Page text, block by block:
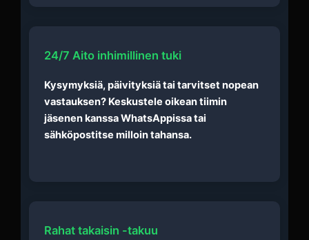
24/7 Aito inhimillinen tuki
Kysymyksiä, päivityksiä tai tarvitset nopean
vastauksen? Keskustele oikean tiimin
jäsenen kanssa WhatsAppissa tai
sähköpostitse milloin tahansa.
Rahat takaisin -takuu